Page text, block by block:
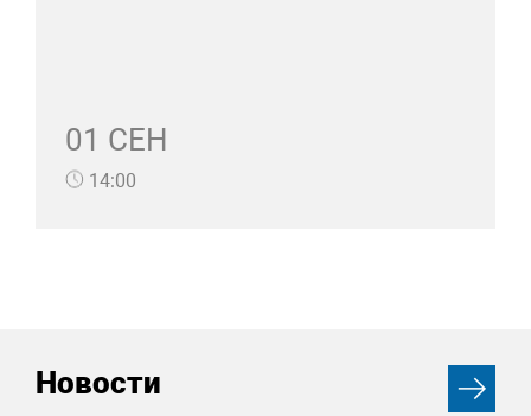
01 СЕН
14:00
Новости